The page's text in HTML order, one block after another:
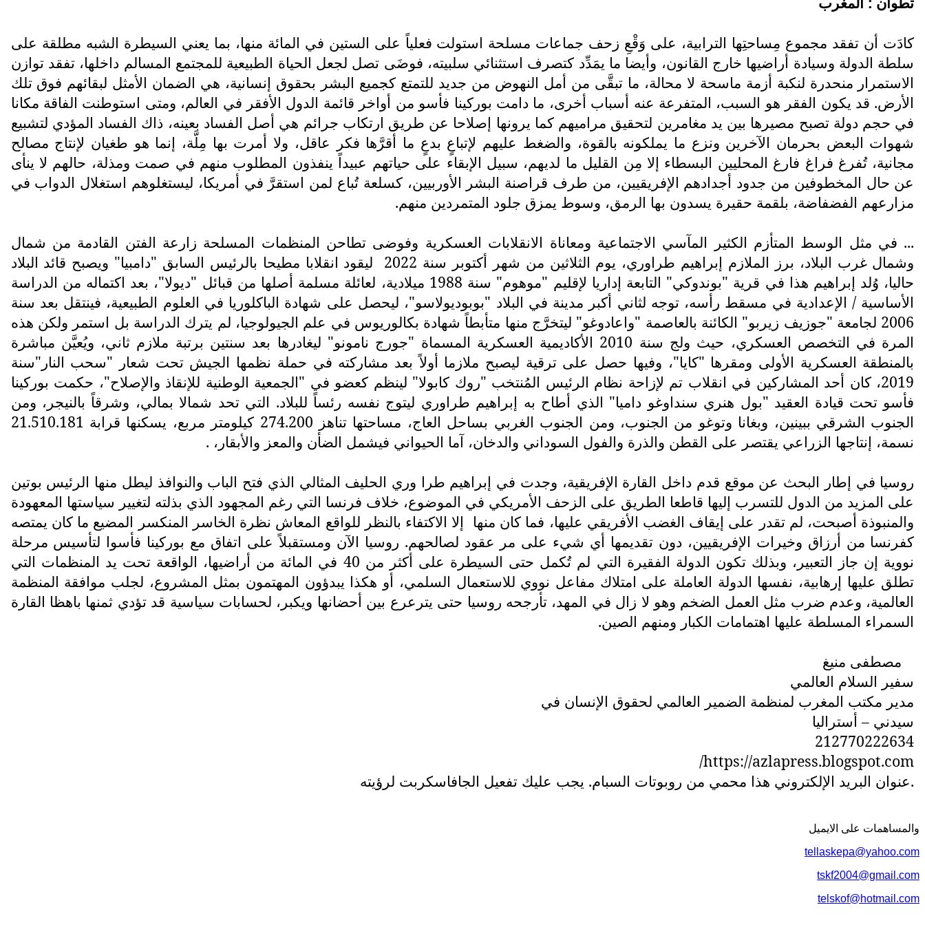
كادَت أن تفقد مجموع مِساحتِها الترابية، على وَقْعِ زحف جماعات مسلحة استولت فعلياً على الستين في المائة منها، بما يعني السيطرة الشبه مطلقة على
سلطة الدولة وسيادة أراضيها خارج القانون، وأيضا ما يمَدِّد كتصرف استثنائي سلبيته، فوضَى تصل لجعل الحياة الطبيعية للمجتمع المسالم داخلها، تفقد توازن
الاستمرار منحدرة لنكبة أزمة ماسحة لا محالة، ما تبقَّى من أمل النهوض من جديد للتمتع كجميع البشر بحقوق إنسانية، هي الضمان الأمثل لبقائهم فوق تلك
الأرض. قد يكون الفقر هو السبب، المتفرعة عنه أسباب أخرى، ما دامت بوركينا فأسو من أواخر قائمة الدول الأفقر في العالم، ومتى استوطنت الفاقة مكانا
في حجم دولة تصبح مصيرها بين يد مغامرين لتحقيق مراميهم كما يرونها إصلاحا عن طريق ارتكاب جرائم هي أصل الفساد بعينه، ذاك الفساد المؤدي لتشبيع
شهوات البعض بحرمان الآخرين ونزع ما يملكونه بالقوة، والضغط عليهم لإتباعٍ بدعٍ ما أقرَّها فكر عاقل، ولا أمرت بها مِلَّة، إنما هو طغيان لإنتاج مصالح
مجانية، تُفرغ فراغ فارغ المحليين البسطاء إلا مِن القليل ما لديهم، سبيل الإبقاء على حياتهم عبيداً ينفذون المطلوب منهم في صمت ومذلة، حالهم لا ينأى
عن حال المخطوفين من جدود أجدادهم الإفريقيين، من طرف قراصنة البشر الأوربيين، كسلعة تُباع لمن استقرَّ في أمريكا، ليستغلوهم استغلال الدواب في
مزارعهم الفضفاضة، بلقمة حقيرة يسدون بها الرمق، وسوط يمزق جلود المتمردين منهم.
... في مثل الوسط المتأزم الكثير المآسي الاجتماعية ومعاناة الانقلابات العسكرية وفوضى تطاحن المنظمات المسلحة زارعة الفتن القادمة من شمال
وشمال غرب البلاد، برز الملازم إبراهيم طراوري، يوم الثلاثين من شهر أكتوبر سنة 2022
ليقود انقلابا مطيحا بالرئيس السابق "دامبيا" ويصبح قائد البلاد
حاليا، وُلد إبراهيم هذا في قرية "بوندوكي" التابعة إداريا لإقليم "موهوم" سنة 1988 ميلادية، لعائلة مسلمة أصلها من قبائل "ديولا"، بعد اكتماله من الدراسة
الأساسية / الإعدادية في مسقط رأسه، توجه لثاني أكبر مدينة في البلاد "بوبوديولاسو"، ليحصل على شهادة الباكلوريا في العلوم الطبيعية، فينتقل بعد سنة
2006 لجامعة "جوزيف زيربو" الكائنة بالعاصمة "واعادوغو" ليتخرَّج منها متأبطاً شهادة بكالوريوس في علم الجيولوجيا، لم يترك الدراسة بل استمر ولكن هذه
المرة في التخصص العسكري، حيث ولج سنة 2010 الأكاديمية العسكرية المسماة "جورج نامونو" ليغادرها بعد سنتين برتبة ملازم ثاني، ويُعيَّن مباشرة
بالمنطقة العسكرية الأولى ومقرها "كايا"، وفيها حصل على ترقية ليصبح ملازما أولاً بعد مشاركته في حملة نظمها الجيش تحت شعار "سحب النار"سنة
2019، كان أحد المشاركين في انقلاب تم لإزاحة نظام الرئيس المُنتخب "روك كابولا" لينظم كعضو في "الجمعية الوطنية للإنقاذ والإصلاح"، حكمت بوركينا
فأسو تحت قيادة العقيد "بول هنري سنداوغو داميا" الذي أطاح به إبراهيم طراوري ليتوج نفسه رئساً للبلاد. التي تحد شمالا بمالي، وشرقاً بالنيجر، ومن
الجنوب الشرقي ببينين، وبغانا وتوغو من الجنوب، ومن الجنوب الغربي بساحل العاج، مساحتها تناهز 274.200 كيلومتر مربع، يسكنها قرابة 21.510.181
نسمة، إنتاجها الزراعي يقتصر على القطن والذرة والفول السوداني والدخان، آما الحيواني فيشمل الضأن والمعز والأبقار، .
روسيا في إطار البحث عن موقع قدم داخل القارة الإفريقية، وجدت في إبراهيم طرا وري الحليف المثالي الذي فتح الباب والنوافذ ليطل منها الرئيس بوتين
على المزيد من الدول للتسرب إليها قاطعا الطريق على الزحف الأمريكي في الموضوع، خلاف فرنسا التي رغم المجهود الذي بذلته لتغيير سياستها المعهودة
والمنبوذة أصبحت، لم تقدر على إيقاف الغضب الأفريقي عليها، فما كان منها إلا الاكتفاء بالنظر للواقع المعاش نظرة الخاسر المنكسر المضيع ما كان يمتصه
كفرنسا من أرزاق وخيرات الإفريقيين، دون تقديمها أي شيء على مر عقود لصالحهم. روسيا الآن ومستقبلاً على اتفاق مع بوركينا فأسوا لتأسيس مرحلة
نووية إن جاز التعبير، وبذلك تكون الدولة الفقيرة التي لم تُكمل حتى السيطرة على أكثر من 40 في المائة من أراضيها، الواقعة تحت يد المنظمات التي
تطلق عليها إرهابية، نفسها الدولة العاملة على امتلاك مفاعل نووي للاستعمال السلمي، أو هكذا يبدؤون المهتمون بمثل المشروع، لجلب موافقة المنظمة
العالمية، وعدم ضرب مثل العمل الضخم وهو لا زال في المهد، تأرجحه روسيا حتى يترعرع بين أحضانها ويكبر، لحسابات سياسية قد تؤدي ثمنها باهظا القارة
السمراء المسلطة عليها اهتمامات الكبار ومنهم الصين.
مصطفى منيغ
سفير السلام العالمي
مدير مكتب المغرب لمنظمة الضمير العالمي لحقوق الإنسان في
سيدني – أستراليا
212770222634
https://azlapress.blogspot.com
/
عنوان البريد الإلكتروني هذا محمي من روبوتات السبام. يجب عليك تفعيل الجافاسكربت لرؤيته.
والمساهمات علی الایمیل
tellaskepa@yahoo.com
tskf2004@gmail.com
telskof@hotmail.com